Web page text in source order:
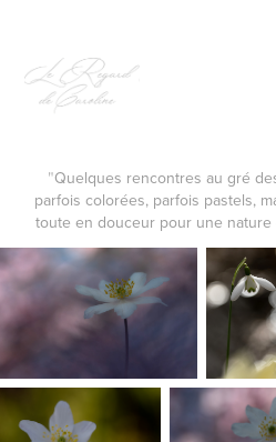
"Quelques rencontres au gré
parfois colorées, parfois pastels,
toute en douceur pour une nature